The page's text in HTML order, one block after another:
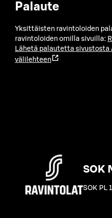
Palaute
Yksittäisten ravintoloiden
ravintoloiden omilla sivuilla:
Lähetä palautetta sivustosta
välilehteen
SOK
SOK PL